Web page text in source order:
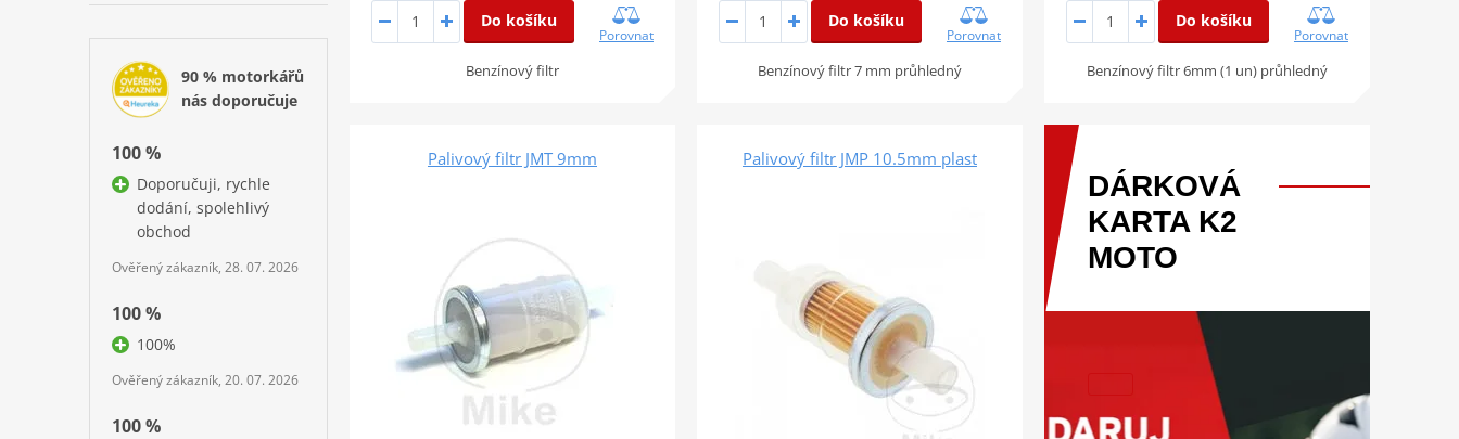
90 % motorkářů
nás doporučuje
100 %
Doporučuji, rychle
dodání, spolehlivý
obchod
Ověřený zákazník, 28. 07. 2026
100 %
100%
Ověřený zákazník, 20. 07. 2026
100 %
Do košíku
Porovnat
Benzínový filtr
Do košíku
Porovnat
Benzínový filtr 7 mm průhledný
Do košíku
Porovnat
Benzínový filtr 6mm (1 un) průhledný
Palivový filtr JMT 9mm Palivový filtr JMP 10.5mm plast
DÁRKOVÁ
KARTA K2
MOTO